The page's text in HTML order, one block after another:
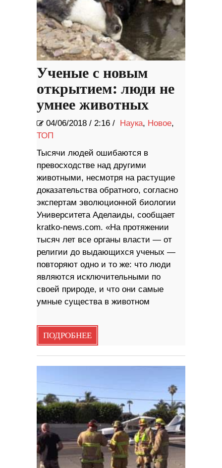
Ученые с новым
открытием: люди не
умнее животных
04/06/2018 / 2:16 / Наука, Новое,
ТОП
Тысячи людей ошибаются в
превосходстве над другими
животными, несмотря на растущие
доказательства обратного, согласно
экспертам эволюционной биологии
Университета Аделаиды, сообщает
kratko-news.com. «На протяжении
тысяч лет все органы власти — от
религии до выдающихся ученых —
повторяют одно и то же: что люди
являются исключительными по
своей природе, и что они самые
умные существа в животном
ПОДРОБНЕЕ